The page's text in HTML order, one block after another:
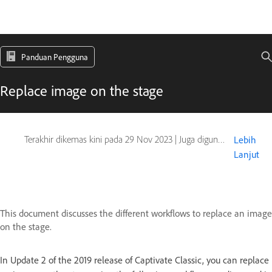
Panduan Pengguna
Replace image on the stage
Terakhir dikemas kini pada 29 Nov 2023 | Juga digunakan pada Captivate
Lebih
Lanjut
This document discusses the different workflows to replace an image
on the stage.
In Update 2 of the 2019 release of Captivate Classic, you can replace